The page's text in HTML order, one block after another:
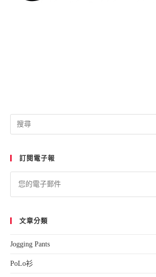
訂閱電子報
文章分類
Jogging Pants
PoLo衫